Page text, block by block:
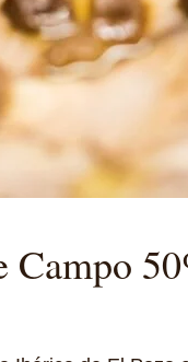
Campo